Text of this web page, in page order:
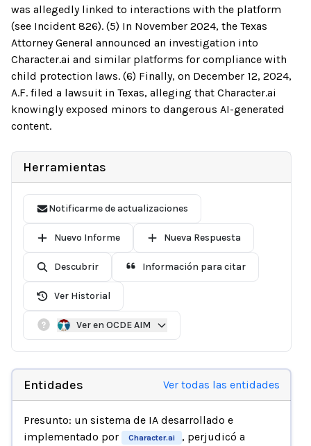
was allegedly linked to interactions with the platform
(see Incident 826). (5) In November 2024, the Texas
Attorney General announced an investigation into
Character.ai and similar platforms for compliance with
child protection laws. (6) Finally, on December 12, 2024,
A.F. filed a lawsuit in Texas, alleging that Character.ai
knowingly exposed minors to dangerous AI-generated
content.
Herramientas
Notificarme de actualizaciones
Nuevo Informe Nueva Respuesta
Descubrir Información para citar
Ver Historial
Ver en OCDE AIM
Entidades Ver todas las entidades
Presunto: un sistema de IA desarrollado e
implementado por
Character.ai , perjudicó a